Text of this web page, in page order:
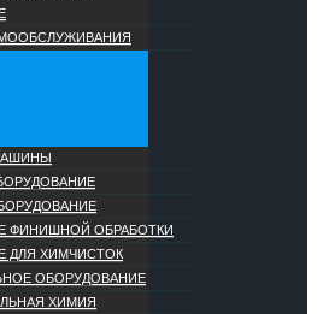
ФИНИШНОЙ ОБРАБОТКИ
ДЛЯ ХИМЧИСТОК
ОБОРУДОВАНИЕ
ХИМИЯ